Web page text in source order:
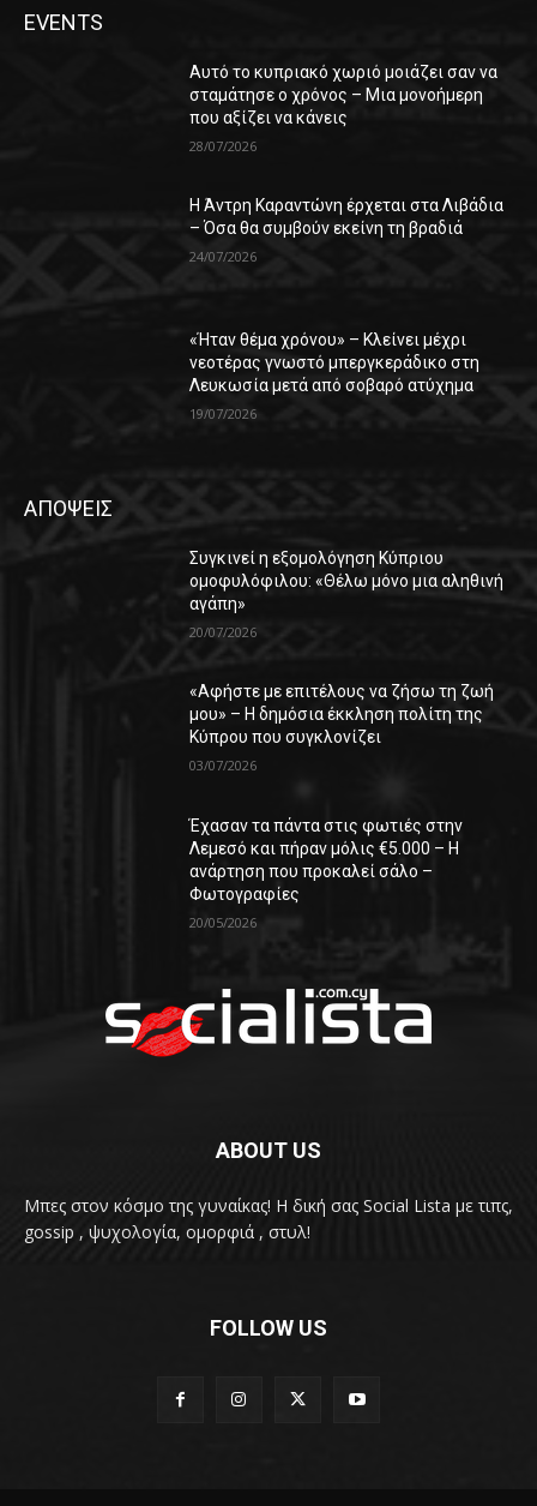
EVENTS
Αυτό το κυπριακό χωριό μοιάζει σαν να
σταμάτησε ο χρόνος – Μια μονοήμερη
που αξίζει να κάνεις
28/07/2026
Η Άντρη Καραντώνη έρχεται στα Λιβάδια
– Όσα θα συμβούν εκείνη τη βραδιά
24/07/2026
«Ήταν θέμα χρόνου» – Κλείνει μέχρι
νεοτέρας γνωστό μπεργκεράδικο στη
Λευκωσία μετά από σοβαρό ατύχημα
19/07/2026
ΑΠΟΨΕΙΣ
Συγκινεί η εξομολόγηση Κύπριου
ομοφυλόφιλου: «Θέλω μόνο μια αληθινή
αγάπη»
20/07/2026
«Αφήστε με επιτέλους να ζήσω τη ζωή
μου» – Η δημόσια έκκληση πολίτη της
Κύπρου που συγκλονίζει
03/07/2026
Έχασαν τα πάντα στις φωτιές στην
Λεμεσό και πήραν μόλις €5.000 – Η
ανάρτηση που προκαλεί σάλο –
Φωτογραφίες
20/05/2026
ABOUT US
Μπες στον κόσμο της γυναίκας! H δική σας Social Lista με τιπς,
gossip , ψυχολογία, ομορφιά , στυλ!
FOLLOW US